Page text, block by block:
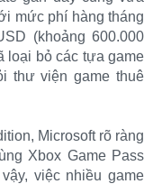
mức phí hàng tháng
(khoảng 600.000
loại bỏ các tựa game
thư viện game thuê
Microsoft rõ ràng
Xbox Game Pass
việc nhiều game